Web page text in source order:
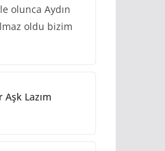
olunca Aydın
oldu bizim
Aşk Lazım